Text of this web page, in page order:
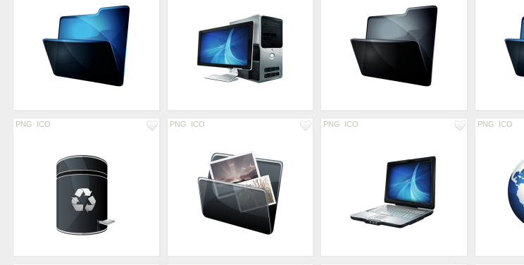
PNG ICO PNG ICO PNG ICO PNG ICO